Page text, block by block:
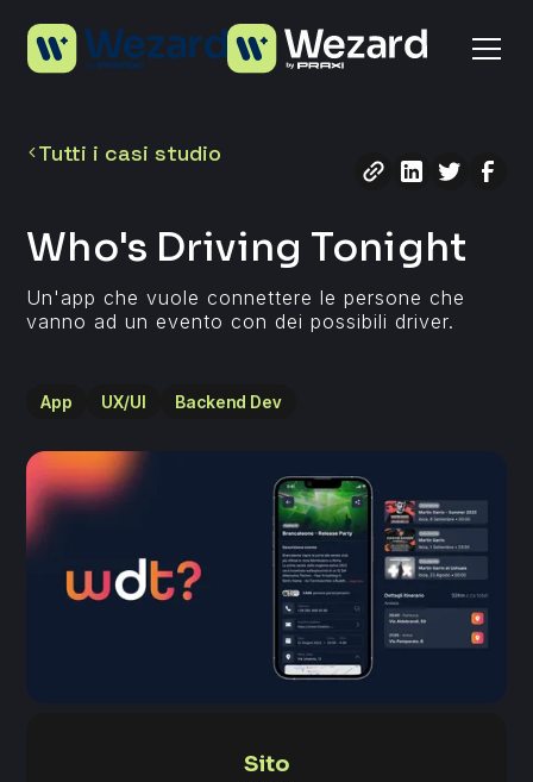
Tutti i casi studio
Who's Driving Tonight
Un'app che vuole connettere le persone che
vanno ad un evento con dei possibili driver.
App UX/UI Backend Dev
Sito